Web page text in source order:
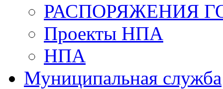
РАСПОРЯЖЕНИЯ
Проекты НПА
НПА
Муниципальная служба